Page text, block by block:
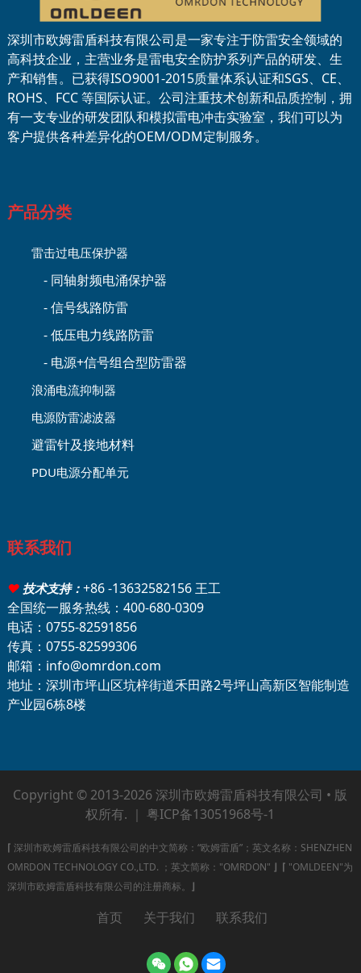
深圳市欧姆雷盾科技有限公司是一家专注于防雷安全领域的
高科技企业，主营业务是雷电安全防护系列产品的研发、生
产和销售。已获得ISO9001-2015质量体系认证和SGS、CE、
ROHS、FCC 等国际认证。公司注重技术创新和品质控制，拥
有一支专业的研发团队和模拟雷电冲击实验室，我们可以为
客户提供各种差异化的OEM/ODM定制服务。
产品分类
雷击过电压保护器
- 同轴射频电涌保护器
- 信号线路防雷
- 低压电力线路防雷
- 电源+信号组合型防雷器
浪涌电流抑制器
电源防雷滤波器
避雷针及接地材料
PDU电源分配单元
联系我们
♥技术支持： +86 -13632582156 王工
全国统一服务热线：400-680-0309
电话：0755-82591856
传真：0755-82599306
邮箱：info@omrdon.com
地址：深圳市坪山区坑梓街道禾田路2号坪山高新区智能制造
产业园6栋8楼
Copyright © 2013-2026 深圳市欧姆雷盾科技有限公司 • 版
权所有. ｜粤ICP备13051968号-1
⌈ 深圳市欧姆雷盾科技有限公司的中文简称：“欧姆雷盾”；英文名称：SHENZHEN
OMRDON TECHNOLOGY CO.,LTD. ；英文简称："OMRDON" ⌋ ⌈ "OMLDEEN"为
深圳市欧姆雷盾科技有限公司的注册商标。 ⌋
首页 关于我们 联系我们